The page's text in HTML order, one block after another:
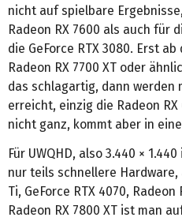
nicht auf spielbare
Radeon RX 7600 als auch für
die GeForce RTX 3080. Erst ab
Radeon RX 7700 XT oder
das schlagartig, dann werden
erreicht, einzig die Radeon
nicht ganz, kommt aber in
Für UWQHD, also 3.440 ×
nur teils schnellere Hardware,
Ti, GeForce RTX 4070,
Radeon RX 7800 XT ist man